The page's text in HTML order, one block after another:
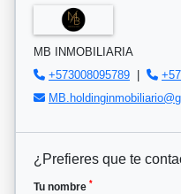
MB INMOBILIARIA
+573008095789 |
¿Prefieres que te
Tu nombre *